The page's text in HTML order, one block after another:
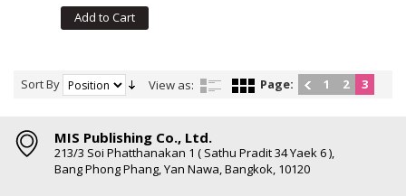
Add to Cart
Sort By View as: Page: 1 2 3
MIS Publishing Co., Ltd.
213/3 Soi Phatthanakan 1 ( Sathu Pradit 34 Yaek 6 ),
Bang Phong Phang, Yan Nawa, Bangkok, 10120